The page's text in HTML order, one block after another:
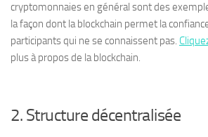
cryptomonnaies en général sont des
la façon dont la blockchain permet la
participants qui ne se connaissent pas.
plus à propos de la blockchain.
2. Structure décentralisée